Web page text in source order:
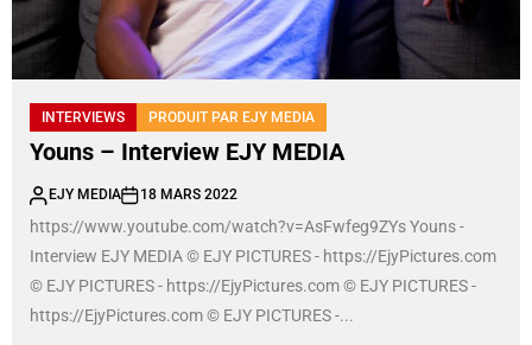
INTERVIEWS PRODUIT PAR EJY MEDIA
Youns – Interview EJY MEDIA
EJY MEDIA 18 MARS 2022
https://www.youtube.com/watch?v=AsFwfeg9ZYs Youns -
Interview EJY MEDIA © EJY PICTURES - https://EjyPictures.com
© EJY PICTURES - https://EjyPictures.com © EJY PICTURES -
https://EjyPictures.com © EJY PICTURES -...